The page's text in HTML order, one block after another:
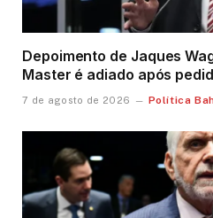
Depoimento de Jaques
Master é adiado após
7 de agosto de 2026 Política